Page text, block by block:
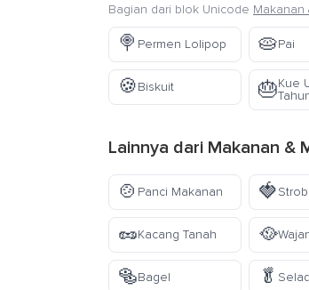
Bagian dari blok Unicode Makanan
🍭 Permen Lolipop 🥧Pai
🍪Biskuit 🎂Kue
Lainnya dari Makanan &
🍲 Panci Makanan 🍓
🥜Kacang Tanah 🥘
🥯Bagel 🥬